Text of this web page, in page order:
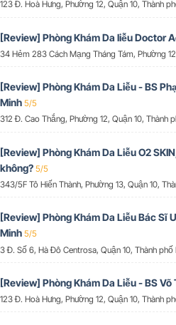
123 Đ. Hoà Hưng, Phường 12, Quận 10, Thành
[Review] Phòng Khám Da liễu Doctor
34 Hẻm 283 Cách Mạng Tháng Tám, Phường
[Review] Phòng Khám Da Liễu - BS
Minh 5/5
312 Đ. Cao Thắng, Phường 12, Quận 10, Thành
[Review] Phòng Khám Da Liễu O2
không? 5/5
343/5F Tô Hiến Thành, Phường 13, Quận 10,
[Review] Phòng Khám Da Liễu Bác Sĩ
Minh 5/5
3 Đ. Số 6, Hà Đô Centrosa, Quận 10, Thành phố
[Review] Phòng Khám Da Liễu - BS
123 Đ. Hoà Hưng, Phường 12, Quận 10, Thành